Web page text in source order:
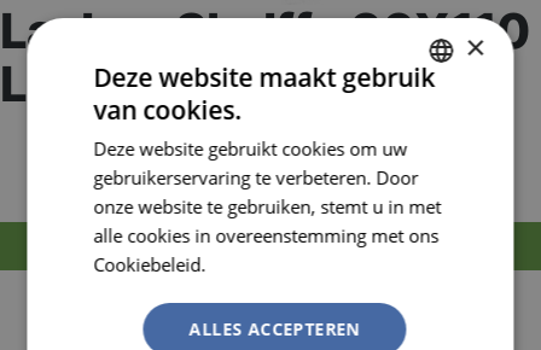
Laskap Shelffo 90X110
LENS SH.10
EAN nummer:8713223021494
MELD JE AAN OM TE BESTELLEN
observeren of bij kortdurende lasactiviteiten.
Vaste glashouder maat 90 x 110.
×
Deze website maakt gebruik
van cookies.
Deze website gebruikt cookies om uw
gebruikerservaring te verbeteren. Door
onze website te gebruiken, stemt u in met
alle cookies in overeenstemming met ons
Cookiebeleid.
ALLES ACCEPTEREN